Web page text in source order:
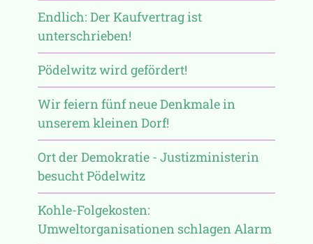
Endlich: Der Kaufvertrag ist
unterschrieben!
Pödelwitz wird gefördert!
Wir feiern fünf neue Denkmale in
unserem kleinen Dorf!
Ort der Demokratie - Justizministerin
besucht Pödelwitz
Kohle-Folgekosten:
Umweltorganisationen schlagen Alarm